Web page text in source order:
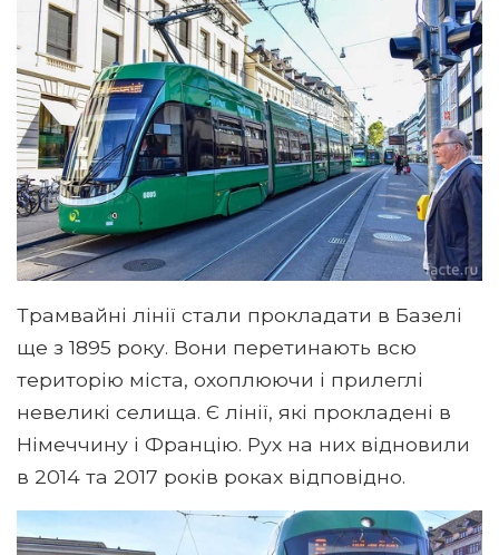
Трамвайні лінії стали прокладати в Базелі
ще з 1895 року. Вони перетинають всю
територію міста, охоплюючи і прилеглі
невеликі селища. Є лінії, які прокладені в
Німеччину і Францію. Рух на них відновили
в 2014 та 2017 років роках відповідно.